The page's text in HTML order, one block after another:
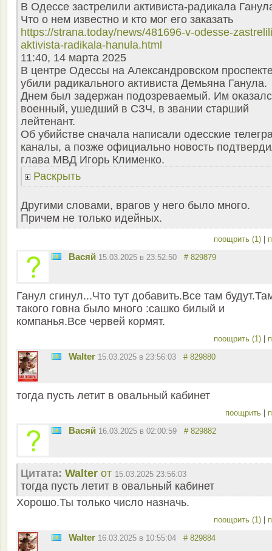
В Одессе застрелили активиста-радикала
Что о нем известно и кто мог его заказать
https://strana.today/news/481696-v-odesse-
aktivista-radikala-hanula.html
11:40, 14 марта 2025
В центре Одессы на Александровском
убили радикального активиста Демьяна Ганула.
Днем был задержан подозреваемый. Им
военный, ушедший в СЗЧ, в звании старший
лейтенант.
Об убийстве сначала написали одесские
каналы, а позже официально новость
глава МВД Игорь Клименко.
Раскрыть
Другими словами, врагов у него было много.
Причем не только идейных.
поощрить (1)
Васяй 15.03.2025 в 23:52:50 # 829879
Ганул сгинул...Что тут добавить.Все там
такого говна было много :сашко билый и
компанья.Все червей кормят.
поощрить (1)
Walter 15.03.2025 в 23:56:03 # 829880
тогда пусть летит в овальный кабинет
поощрить
Васяй 16.03.2025 в 02:00:59 # 829882
Цитата: Walter от 15.03.2025 23:56:03
тогда пусть летит в овальный кабинет
Хорошо.Ты только число назначь.
поощрить (1)
Walter 16.03.2025 в 10:55:04 # 829884